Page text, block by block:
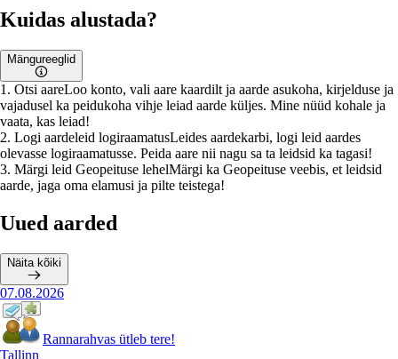
Kuidas alustada?
Mängureeglid
1 . Otsi aareLoo konto, vali aare kaardilt ja aarde asukoha, kirjelduse ja
vajadusel ka peidukoha vihje leiad aarde küljes. Mine nüüd kohale ja
vaata, kas leiad!
2. Logi aardeleid logiraamatusLeides aardekarbi, logi leid aardes
olevasse logiraamatusse. Peida aare nii nagu sa ta leidsid ka tagasi!
3. Märgi leid Geopeituse lehelMärgi ka Geopeituse veebis, et leidsid
aarde, jaga oma elamusi ja pilte teistega!
Uued aarded
Näita kõiki
07.08.2026
Rannarahvas ütleb tere!
Tallinn